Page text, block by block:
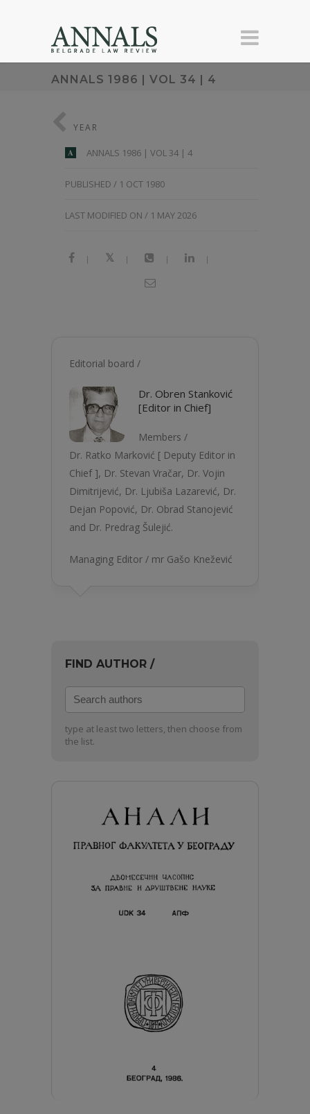
ANNALS 1986 | VOL 34 | 4
YEAR
A ANNALS 1986 | VOL 34 | 4
PUBLISHED / 1 OCT 1980
LAST MODIFIED ON / 1 MAY 2026
| | | |
Editorial board /
Dr. Obren Stanković
[Editor in Chief]
Members /
Dr. Ratko Marković [ Deputy Editor in
Chief ], Dr. Stevan Vračar, Dr. Vojin
Dimitrijević, Dr. Ljubiša Lazarević, Dr.
Dejan Popović, Dr. Obrad Stanojević
and Dr. Predrag Šulejić.
Managing Editor / mr Gašo Knežević
FIND AUTHOR /
Search
authors
type at least two letters, then choose from
the list.